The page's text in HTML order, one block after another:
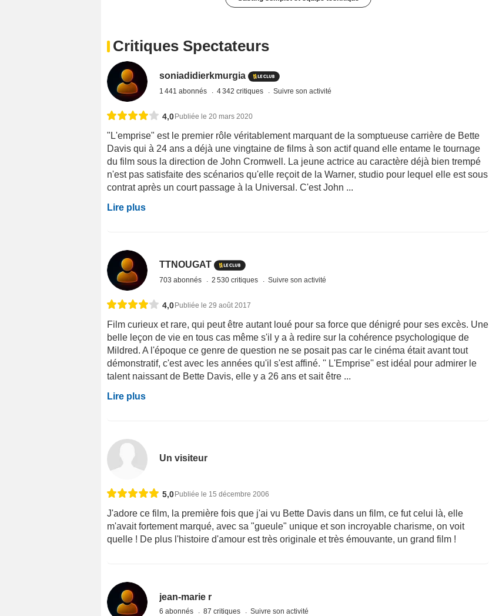
Critiques Spectateurs
soniadidierkmurgia
1 441 abonnés 4 342 critiques Suivre son activité
4,0Publiée le 20 mars 2020
"L'emprise" est le premier rôle véritablement marquant de la somptueuse carrière de Bette
Davis qui à 24 ans a déjà une vingtaine de films à son actif quand elle entame le tournage
du film sous la direction de John Cromwell. La jeune actrice au caractère déjà bien trempé
n'est pas satisfaite des scénarios qu'elle reçoit de la Warner, studio pour lequel elle est sous
contrat après un court passage à la Universal. C'est John ...
Lire plus
TTNOUGAT
703 abonnés 2 530 critiques Suivre son activité
4,0Publiée le 29 août 2017
Film curieux et rare, qui peut être autant loué pour sa force que dénigré pour ses excès. Une
belle leçon de vie en tous cas même s'il y a à redire sur la cohérence psychologique de
Mildred. A l'époque ce genre de question ne se posait pas car le cinéma était avant tout
démonstratif, c'est avec les années qu'il s'est affiné. '' L'Emprise'' est idéal pour admirer le
talent naissant de Bette Davis, elle y a 26 ans et sait être ...
Lire plus
Un visiteur
5,0Publiée le 15 décembre 2006
J'adore ce film, la première fois que j'ai vu Bette Davis dans un film, ce fut celui là, elle
m'avait fortement marqué, avec sa "gueule" unique et son incroyable charisme, on voit
quelle ! De plus l'histoire d'amour est très originale et très émouvante, un grand film !
jean-marie r
6 abonnés 87 critiques Suivre son activité